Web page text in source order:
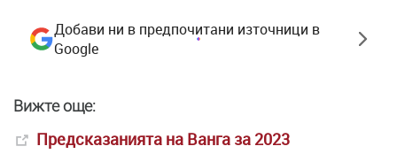
Добави ни в предпочитани източници в
Google
Вижте още:
Предсказанията на Ванга за 2023